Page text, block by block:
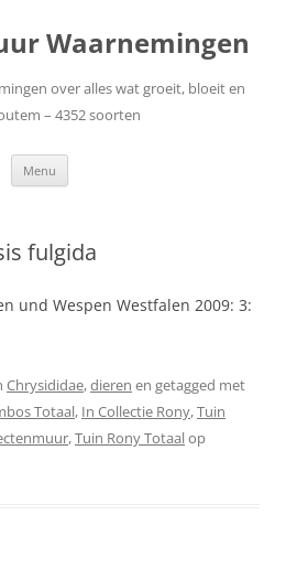
Waarnemingen
over alles wat groeit, bloeit en
– 4352 soorten
Menu
fulgida
und Wespen Westfalen 2009: 3:
Chrysididae,dieren en getagged met
Totaal, In Collectie Rony,Tuin
,Tuin Rony Totaalop